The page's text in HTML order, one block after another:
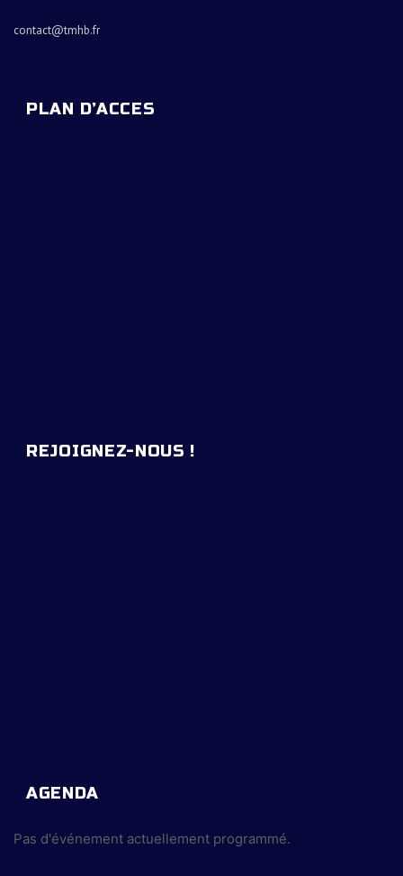
contact@tmhb.fr
PLAN D’ACCES
REJOIGNEZ-NOUS !
AGENDA
Pas d'événement actuellement programmé.